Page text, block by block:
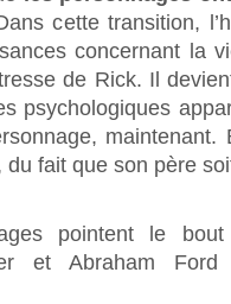
cette transition,
concernant la
de Rick. Il
psychologiques
maintenant.
fait que son père
pointent le
et Abraham Ford